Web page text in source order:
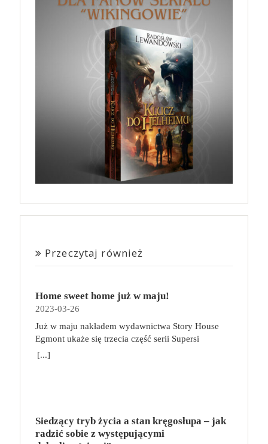
Przeczytaj również
Home sweet home już w maju!
2023-03-26
Już w maju nakładem wydawnictwa Story House
Egmont ukaże się trzecia część serii Supersi
scenarzysty Frederic Maupome. Ten tom nosi tytuł
przed odkryciem, kim są. W tej serii autorzy
podejmują takie tematy, jak poszukiwanie
[...]
Siedzący tryb życia a stan kręgosłupa – jak
radzić sobie z występującymi